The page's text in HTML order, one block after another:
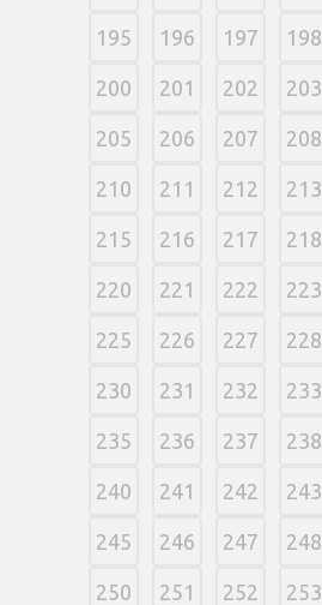
195 196 197 198
200 201 202 203
205 206 207 208
210 211 212 213
215 216 217 218
220 221 222 223
225 226 227 228
230 231 232 233
235 236 237 238
240 241 242 243
245 246 247 248
250 251 252 253